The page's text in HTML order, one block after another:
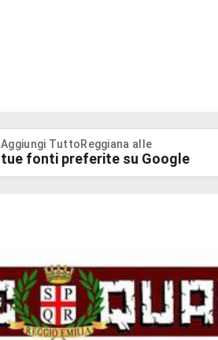
Aggiungi TuttoReggiana alle
tue fonti preferite su Google